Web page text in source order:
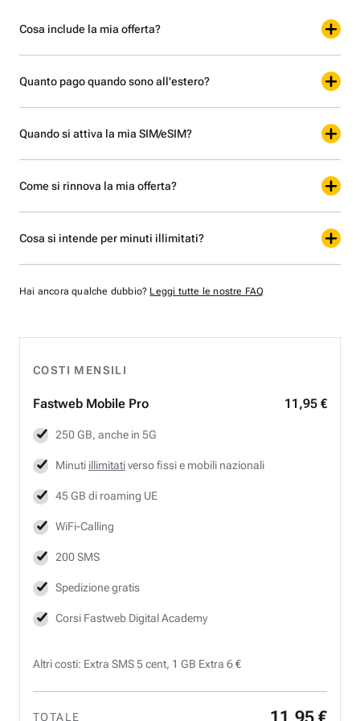
COSTI MENSILI
Fastweb Mobile Pro 11,95 €
250 GB, anche in 5G
Minuti illimitativerso fissi e mobili nazionali
45 GB di roaming UE
WiFi-Calling
200 SMS
Spedizione gratis
Corsi Fastweb Digital Academy
Altri costi: Extra SMS 5 cent, 1 GB Extra 6 €
TOTALE
Cosa include la mia offerta?
Quanto pago quando sono all'estero?
Quando si attiva la mia SIM/eSIM?
Come si rinnova la mia offerta?
Cosa si intende per minuti illimitati?
Hai ancora qualche dubbio? Leggi tutte le nostre FAQ